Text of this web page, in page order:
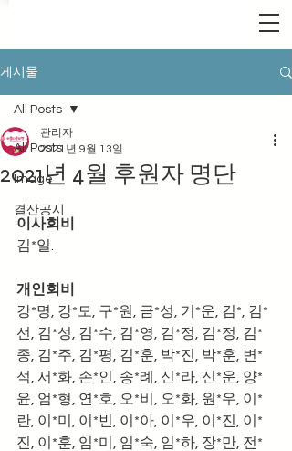
게시물
All Posts
Image
결산공시
All Posts
2021년 4월 후원자 명단
관리자
2021년 9월 13일
이사회비
김*일.
개인회비
강*명, 강*모, 구*원, 금*성, 기*운, 김*, 김*
선, 김*성, 김*수, 김*영, 김*정, 김*정, 김*
종, 김*주, 김*평, 김*훈, 박*진, 박*훈, 변*
석, 서*화, 손*인, 송*례, 신*라, 신*운, 양*
윤, 엄*형, 연*호, 오*비, 오*화, 원*우, 이*
란, 이*미, 이*빈, 이*아, 이*우, 이*진, 이*
진, 이*훈, 임*미, 임*숙, 임*하, 장*만, 전*